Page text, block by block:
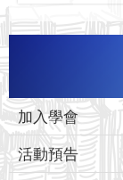
加入學會
活動預告